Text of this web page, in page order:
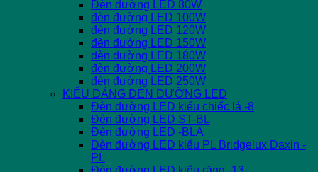
Đèn đường LED 80W
đèn đường LED 100W
đèn đường LED 120W
đèn đường LED 150W
đèn đường LED 180W
đèn đường LED 200W
đèn đường LED 250W
KIỂU DÁNG ĐÈN ĐƯỜNG LED
Đèn đường LED kiểu chiếc lá -8
Đèn đường LED ST-BL
Đèn đường LED -BLA
Đèn đường LED kiểu PL Bridgelux Daxin -
PL